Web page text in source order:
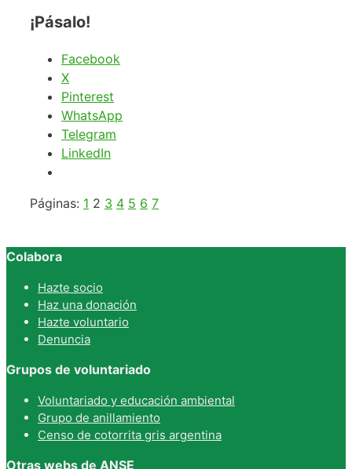
¡Pásalo!
Facebook
X
Pinterest
WhatsApp
Telegram
LinkedIn
Páginas: 1 2 3 4 5 6 7
Colabora
Hazte socio
Haz una donación
Hazte voluntario
Denuncia
Grupos de voluntariado
Voluntariado y educación ambiental
Grupo de anillamiento
Censo de cotorrita gris argentina
Otras webs de ANSE